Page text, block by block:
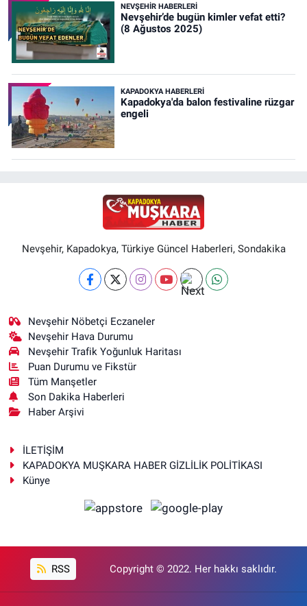
NEVŞEHIR HABERLERI
Nevşehir’de bugün kimler vefat etti?
(8 Ağustos 2025)
KAPADOKYA HABERLERI
Kapadokya'da balon festivaline rüzgar
engeli
Nevşehir, Kapadokya, Türkiye Güncel Haberleri, Sondakika
Nevşehir Nöbetçi Eczaneler
Nevşehir Hava Durumu
Nevşehir Trafik Yoğunluk Haritası
Puan Durumu ve Fikstür
Tüm Manşetler
Son Dakika Haberleri
Haber Arşivi
İLETİŞİM
KAPADOKYA MUŞKARA HABER GİZLİLİK POLİTİKASI
Künye
RSS Copyright © 2022. Her hakkı saklıdır.